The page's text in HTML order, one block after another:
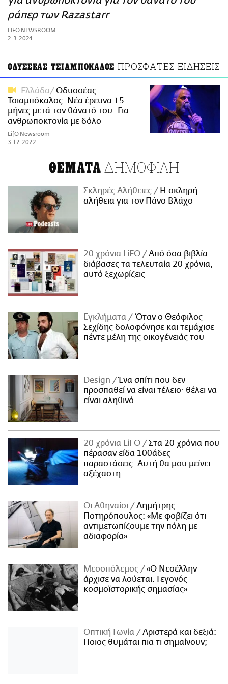
ΑΜΠΑ
PRINT
ράπερ των Razastarr
LIFO NEWSROOM
2.3.2024
ΟΔΥΣΣΕΑΣ ΤΣΙΑΜΠΟΚΑΛΟΣ ΠΡΟΣΦΑΤΕΣ ΕΙΔΗΣΕΙΣ
Ελλάδα
Οδυσσέας
Τσιαμπόκαλος: Νέα έρευνα 15
μήνες μετά τον θάνατό του- Για
ανθρωποκτονία με δόλο
LifO Newsroom
3.12.2022
ΘΕΜΑΤΑ ΔΗΜΟΦΙΛΗ
Σκληρές Αλήθειες
H σκληρή
αλήθεια για τον Πάνο Βλάχο
20 χρόνια LiFO
Από όσα βιβλία
διάβασες τα τελευταία 20 χρόνια,
αυτό ξεχωρίζεις
Εγκλήματα
Όταν ο Θεόφιλος
Σεχίδης δολοφόνησε και τεμάχισε
πέντε μέλη της οικογένειάς του
Design
Ένα σπίτι που δεν
προσπαθεί να είναι τέλειο· θέλει να
είναι αληθινό
20 χρόνια LiFO
Στα 20 χρόνια που
πέρασαν είδα 100άδες
παραστάσεις. Αυτή θα μου μείνει
αξέχαστη
Οι Αθηναίοι
Δημήτρης
Ποτηρόπουλος: «Με φοβίζει ότι
αντιμετωπίζουμε την πόλη με
αδιαφορία»
Μεσοπόλεμος
«Ο Νεοέλλην
άρχισε να λούεται. Γεγονός
κοσμοϊστορικής σημασίας»
Οπτική Γωνία
Αριστερά και δεξιά:
Ποιος θυμάται πια τι σημαίνουν;